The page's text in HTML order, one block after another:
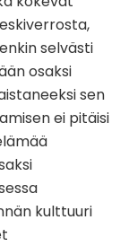
selvästi
osaksi
sen
ei pitäisi
kulttuuri